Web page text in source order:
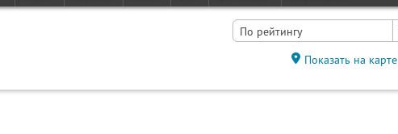
По рейтингу
Показать на карте